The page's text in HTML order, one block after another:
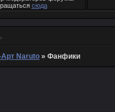
cюда
.
Naruto »Фанфики